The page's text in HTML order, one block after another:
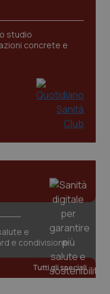
studio
concrete e
e
e condivisione
Tutti gli speciali
www.quotidianosanita.it